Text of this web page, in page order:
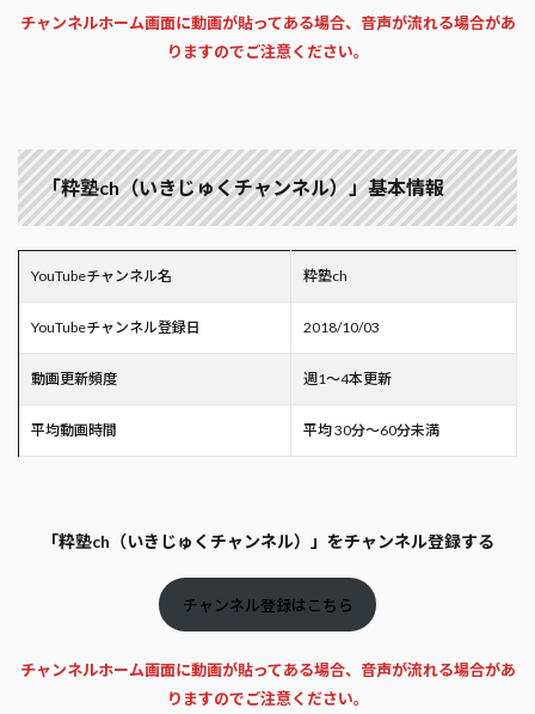
チャンネルホーム画面に動画が貼ってある場合、音声が流れる場合があ
りますのでご注意ください。
「粋塾ch（いきじゅくチャンネル）」基本情報
YouTubeチャンネル名 粋塾ch
YouTubeチャンネル登録日 2018/10/03
動画更新頻度 週1～4本更新
平均動画時間 平均 30分～60分未満
「粋塾ch（いきじゅくチャンネル）」をチャンネル登録する
チャンネル登録はこちら
チャンネルホーム画面に動画が貼ってある場合、音声が流れる場合があ
りますのでご注意ください。